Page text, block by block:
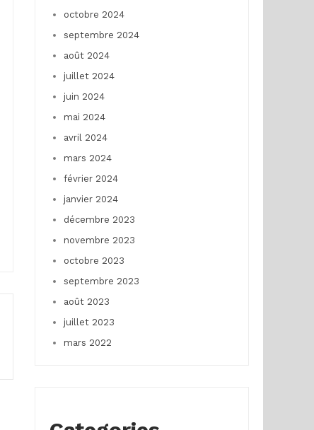
octobre 2024
septembre 2024
août 2024
juillet 2024
juin 2024
mai 2024
avril 2024
mars 2024
février 2024
janvier 2024
décembre 2023
novembre 2023
octobre 2023
septembre 2023
août 2023
juillet 2023
mars 2022